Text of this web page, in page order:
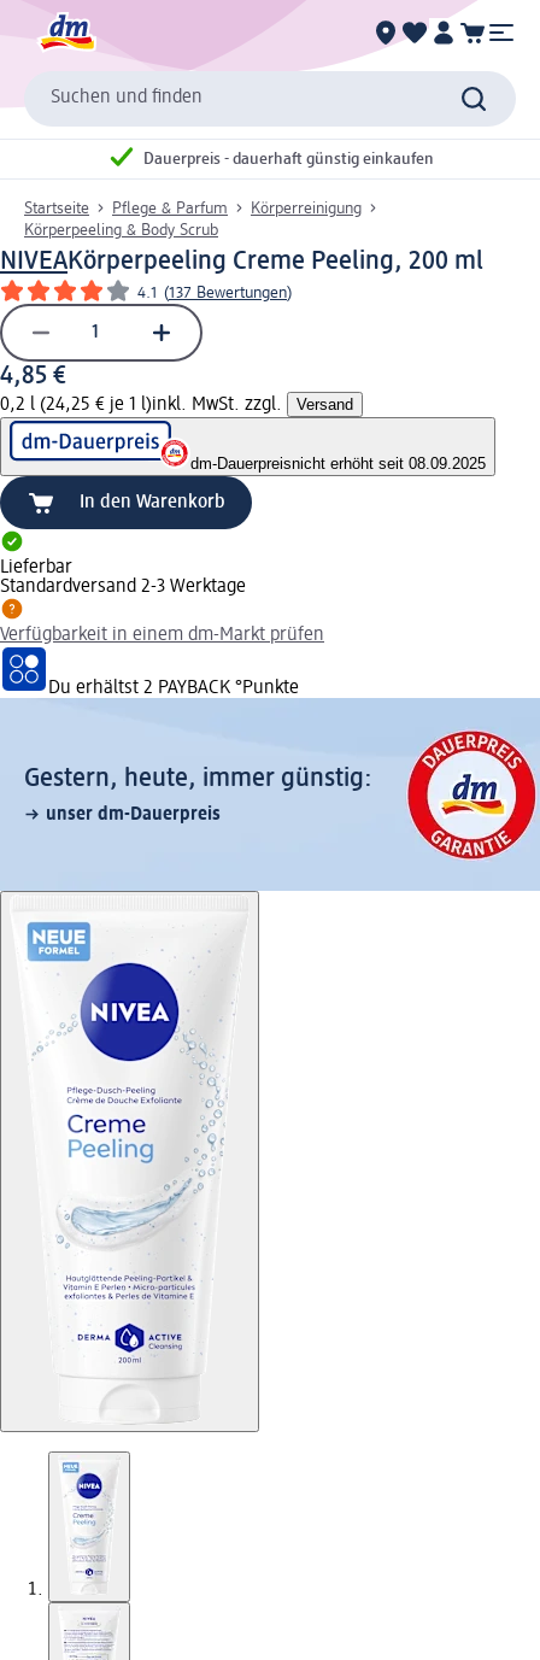
Suchen und finden
Dauerpreis - dauerhaft günstig einkaufen
Startseite Pflege & Parfum
Körperreinigung
Körperpeeling & Body Scrub
NIVEAKörperpeeling Creme Peeling, 200 ml
4.1 (137 Bewertungen)
4,85 €
0,2 l (24,25 € je 1 l)inkl. MwSt. zzgl. Versand
dm-Dauerpreisnicht erhöht seit 08.09.2025
In den Warenkorb
Lieferbar
Standardversand 2-3 Werktage
Verfügbarkeit in einem dm-Markt prüfen
Du erhältst 2 PAYBACK °Punkte
Gestern, heute, immer günstig:
unser dm-Dauerpreis